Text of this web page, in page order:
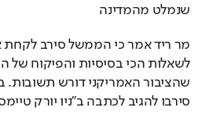
שנמלט מהמדינה
סירבו להגיב לכתבה ב"ניו יורק טיימס".